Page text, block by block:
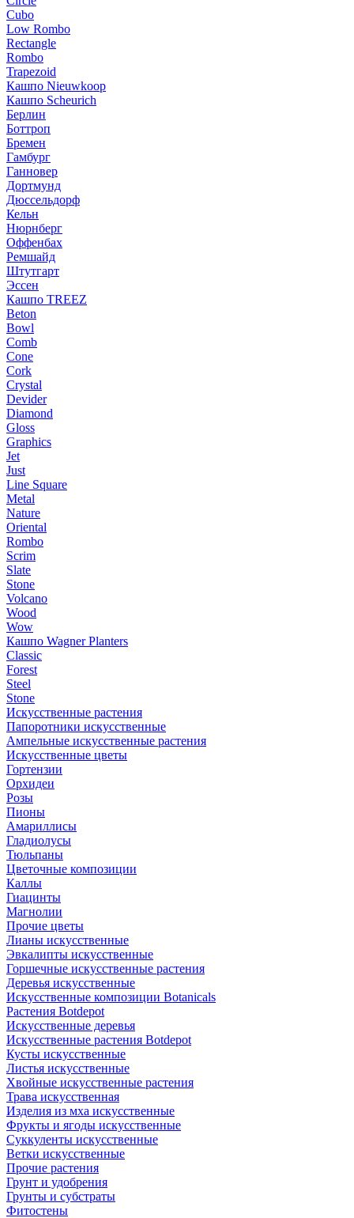
Cubo
Low Rombo
Rectangle
Rombo
Trapezoid
Кашпо Nieuwkoop
Кашпо Scheurich
Берлин
Боттроп
Бремен
Гамбург
Ганновер
Дортмунд
Дюссельдорф
Кельн
Нюрнберг
Оффенбах
Ремшайд
Штутгарт
Эссен
Кашпо TREEZ
Beton
Bowl
Comb
Cone
Cork
Crystal
Devider
Diamond
Gloss
Graphics
Jet
Just
Line Square
Metal
Nature
Oriental
Rombo
Scrim
Slate
Stone
Volcano
Wood
Wow
Кашпо Wagner Planters
Classic
Forest
Steel
Stone
Искусственные растения
Папоротники искусственные
Ампельные искусственные растения
Искусственные цветы
Гортензии
Орхидеи
Розы
Пионы
Амариллисы
Гладиолусы
Тюльпаны
Цветочные композиции
Каллы
Гиацинты
Магнолии
Прочие цветы
Лианы искусственные
Эвкалипты искусственные
Горшечные искусственные растения
Деревья искусственные
Искусственные композиции Botanicals
Растения Botdepot
Искусственные деревья
Искусственные растения Botdepot
Кусты искусственные
Листья искусственные
Хвойные искусственные растения
Трава искусственная
Изделия из мха искусственные
Фрукты и ягоды искусственные
Суккуленты искусственные
Ветки искусственные
Прочие растения
Грунт и удобрения
Грунты и субстраты
Фитостены